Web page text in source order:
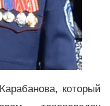
который